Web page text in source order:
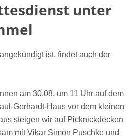
unter
ist, findet auch der
am 30.08. um 11 Uhr auf dem
Gerhardt-Haus vor dem kleinen
steigen wir auf Picknickdecken
mit Vikar Simon Puschke und